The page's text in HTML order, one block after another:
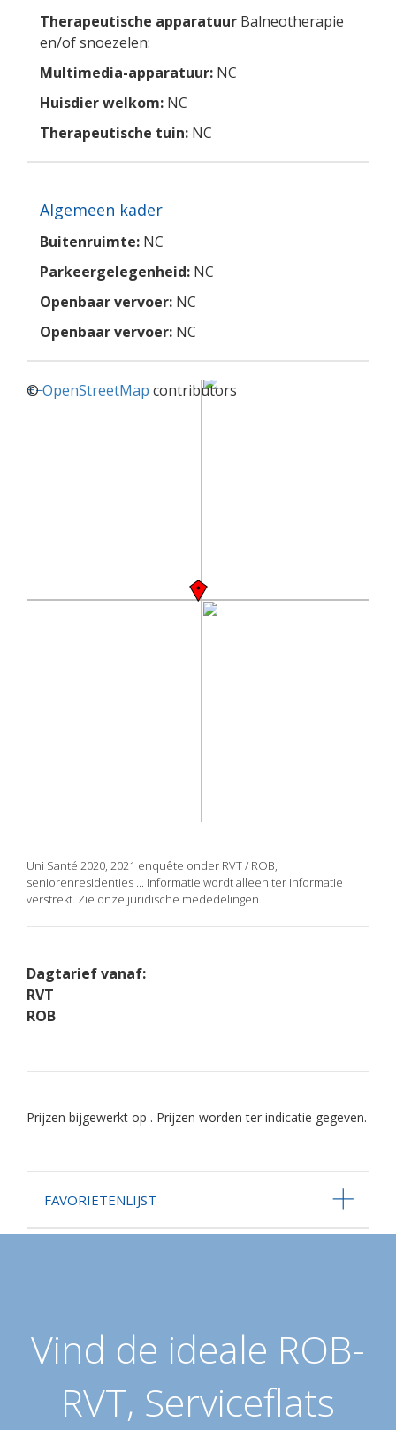
Therapeutische apparatuur Balneotherapie
en/of snoezelen:
Multimedia-apparatuur: NC
Huisdier welkom: NC
Therapeutische tuin: NC
Algemeen kader
Buitenruimte: NC
Parkeergelegenheid: NC
Openbaar vervoer: NC
Openbaar vervoer: NC
+−
©OpenStreetMap contributors
Uni Santé 2020, 2021 enquête onder RVT / ROB,
seniorenresidenties ... Informatie wordt alleen ter informatie
verstrekt. Zie onze juridische mededelingen.
Dagtarief vanaf:
RVT
ROB
Prijzen bijgewerkt op . Prijzen worden ter indicatie gegeven.
FAVORIETENLIJST
Vind de ideale ROB-
RVT, Serviceflats